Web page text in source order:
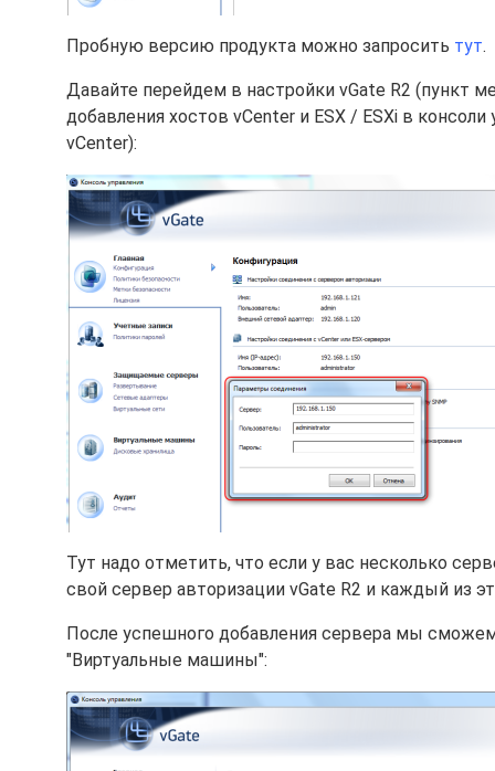
Пробную версию продукта можно запросить тут.
Давайте перейдем в настройки vGate R2 (пункт
добавления хостов vCenter и ESX / ESXi в
vCenter):
Тут надо отметить, что если у вас несколько
свой сервер авторизации vGate R2 и каждый из
После успешного добавления сервера мы
"Виртуальные машины":